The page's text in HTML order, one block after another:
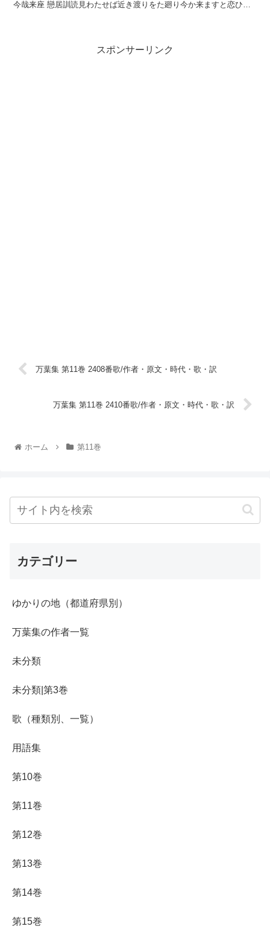
今哉来座 戀居訓読見わたせば近き渡りをた廻り今か来ますと恋ひつ
スポンサーリンク
万葉集 第11巻 2408番歌/作者・原文・時代・歌・訳
万葉集 第11巻 2410番歌/作者・原文・時代・歌・訳
ホーム 第11巻
カテゴリー
ゆかりの地（都道府県別）
万葉集の作者一覧
未分類
未分類|第3巻
歌（種類別、一覧）
用語集
第10巻
第11巻
第12巻
第13巻
第14巻
第15巻